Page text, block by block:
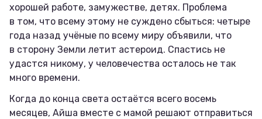
хорошей работе, замужестве, детях. Проблема
в том, что всему этому не суждено сбыться: четыре
года назад учёные по всему миру объявили, что
в сторону Земли летит астероид. Спастись не
удастся никому, у человечества осталось не так
много времени.
Когда до конца света остаётся всего восемь
месяцев, Айша вместе с мамой решают отправиться